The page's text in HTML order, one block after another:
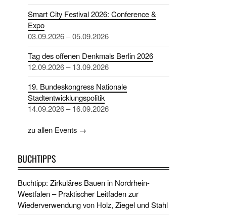
Smart City Festival 2026: Conference &
Expo
03.09.2026 – 05.09.2026
Tag des offenen Denkmals Berlin 2026
12.09.2026 – 13.09.2026
19. Bundeskongress Nationale
Stadtentwicklungspolitik
14.09.2026 – 16.09.2026
zu allen Events →
BUCHTIPPS
Buchtipp: Zirkuläres Bauen in Nordrhein-
Westfalen – Praktischer Leitfaden zur
Wiederverwendung von Holz, Ziegel und Stahl